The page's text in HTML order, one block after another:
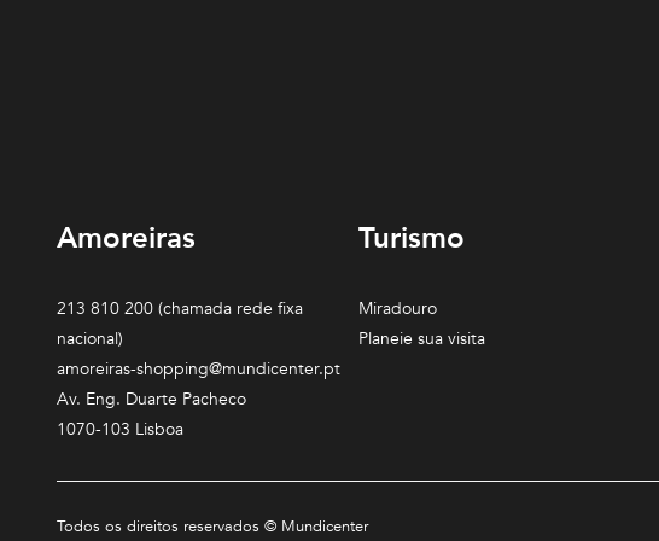
Amoreiras
213 810 200 (chamada rede fixa
nacional)
amoreiras-shopping@mundicenter.pt
Av. Eng. Duarte Pacheco
1070-103 Lisboa
Turismo
Miradouro
Planeie sua visita
Todos os direitos reservados © Mundicenter